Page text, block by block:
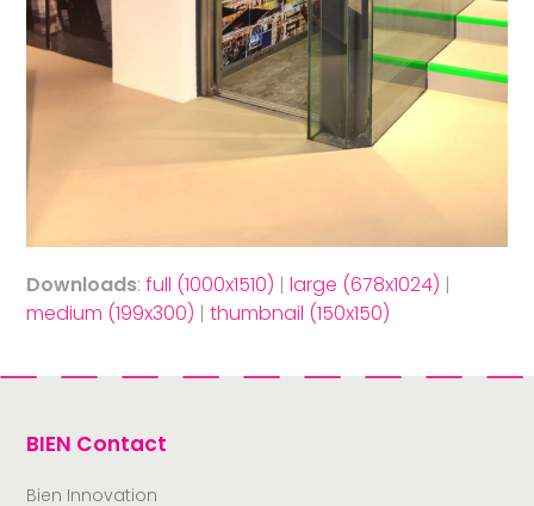
Downloads:full (1000x1510) |large (678x1024) |
medium (199x300) |thumbnail (150x150)
BIEN Contact
Bien Innovation